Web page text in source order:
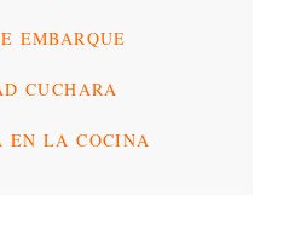
EMBARQUE
CUCHARA
EN LA COCINA